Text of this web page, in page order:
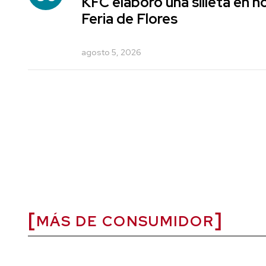
Feria de Flores
agosto 5, 2026
MÁS DE CONSUMIDOR